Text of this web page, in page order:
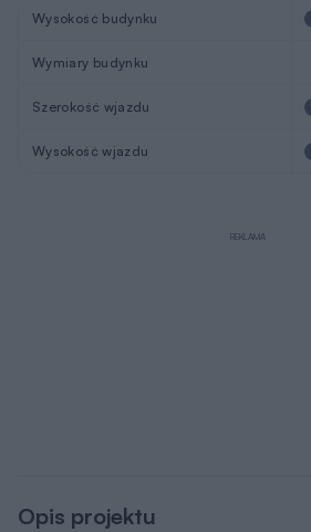
Wysokość budynku
Wymiary budynku
Szerokość wjazdu
Wysokość wjazdu
REKLAMA
Opis projektu